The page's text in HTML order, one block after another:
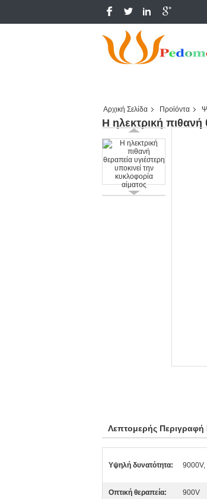
Αρχική Σελίδα Προϊόντα
Η ηλεκτρική πιθανή
Λεπτομερής Περιγραφή
Υψηλή δυνατότητα: 9000V,
Οπτική θεραπεία: 900V